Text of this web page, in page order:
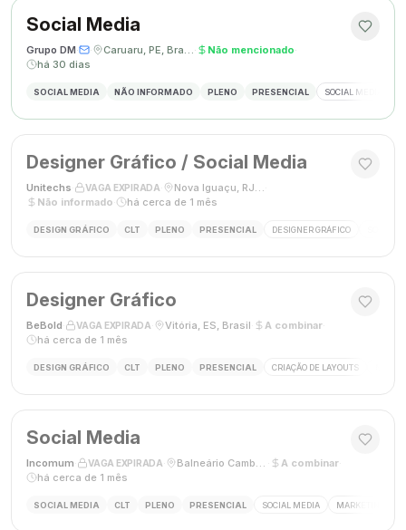
Social Media
Grupo DM· · Caruaru, PE, Brasil· Não mencionado·
há 30 dias
SOCIAL MEDIA NÃO INFORMADO PLENO PRESENCIAL SOCIAL MEDIA
Designer Gráfico / Social Media
Unitechs VAGA EXPIRADA Nova Iguaçu, RJ, Brasil
Não informado
há cerca de 1 mês
DESIGN GRÁFICO CLT PLENO PRESENCIAL DESIGNER GRÁFICO
Designer Gráfico
BeBold VAGA EXPIRADA Vitória, ES, Brasil A combinar·
há cerca de 1 mês
DESIGN GRÁFICO CLT PLENO PRESENCIAL CRIAÇÃO DE LAYOUTS
Social Media
Incomum VAGA EXPIRADA Balneário Camboriú, SC A combinar·
há cerca de 1 mês
SOCIAL MEDIA CLT PLENO PRESENCIAL SOCIAL MEDIA MARKETING